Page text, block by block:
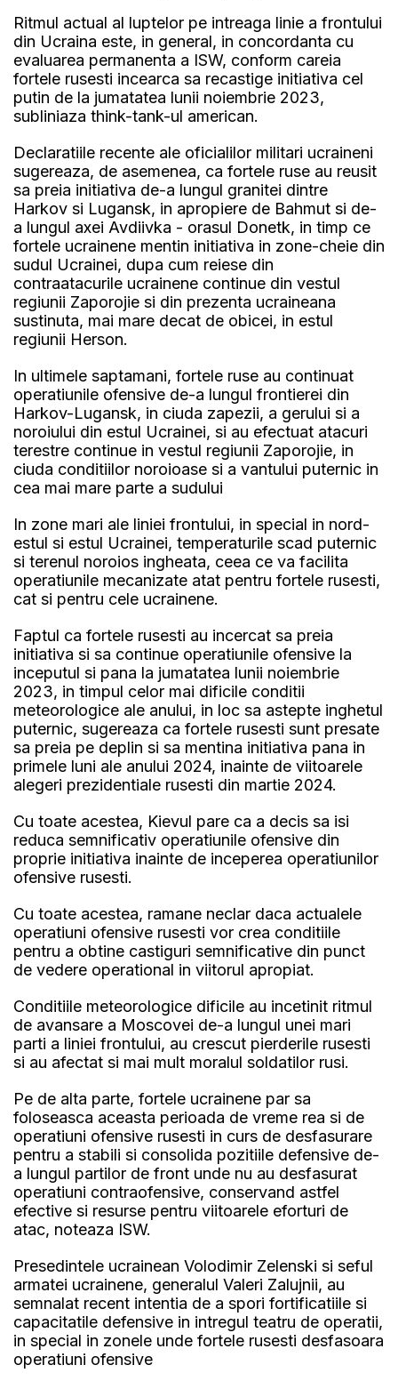
Ritmul actual al luptelor pe intreaga linie a frontului
din Ucraina este, in general, in concordanta cu
evaluarea permanenta a ISW, conform careia
fortele rusesti incearca sa recastige initiativa cel
putin de la jumatatea lunii noiembrie 2023,
subliniaza think-tank-ul american.
Declaratiile recente ale oficialilor militari ucraineni
sugereaza, de asemenea, ca fortele ruse au reusit
sa preia initiativa de-a lungul granitei dintre
Harkov si Lugansk, in apropiere de Bahmut si de-
a lungul axei Avdiivka - orasul Donetk, in timp ce
fortele ucrainene mentin initiativa in zone-cheie din
sudul Ucrainei, dupa cum reiese din
contraatacurile ucrainene continue din vestul
regiunii Zaporojie si din prezenta ucraineana
sustinuta, mai mare decat de obicei, in estul
regiunii Herson.
In ultimele saptamani, fortele ruse au continuat
operatiunile ofensive de-a lungul frontierei din
Harkov-Lugansk, in ciuda zapezii, a gerului si a
noroiului din estul Ucrainei, si au efectuat atacuri
terestre continue in vestul regiunii Zaporojie, in
ciuda conditiilor noroioase si a vantului puternic in
cea mai mare parte a sudului
In zone mari ale liniei frontului, in special in nord-
estul si estul Ucrainei, temperaturile scad puternic
si terenul noroios ingheata, ceea ce va facilita
operatiunile mecanizate atat pentru fortele rusesti,
cat si pentru cele ucrainene.
Faptul ca fortele rusesti au incercat sa preia
initiativa si sa continue operatiunile ofensive la
inceputul si pana la jumatatea lunii noiembrie
2023, in timpul celor mai dificile conditii
meteorologice ale anului, in loc sa astepte inghetul
puternic, sugereaza ca fortele rusesti sunt presate
sa preia pe deplin si sa mentina initiativa pana in
primele luni ale anului 2024, inainte de viitoarele
alegeri prezidentiale rusesti din martie 2024.
Cu toate acestea, Kievul pare ca a decis sa isi
reduca semnificativ operatiunile ofensive din
proprie initiativa inainte de inceperea operatiunilor
ofensive rusesti.
Cu toate acestea, ramane neclar daca actualele
operatiuni ofensive rusesti vor crea conditiile
pentru a obtine castiguri semnificative din punct
de vedere operational in viitorul apropiat.
Conditiile meteorologice dificile au incetinit ritmul
de avansare a Moscovei de-a lungul unei mari
parti a liniei frontului, au crescut pierderile rusesti
si au afectat si mai mult moralul soldatilor rusi.
Pe de alta parte, fortele ucrainene par sa
foloseasca aceasta perioada de vreme rea si de
operatiuni ofensive rusesti in curs de desfasurare
pentru a stabili si consolida pozitiile defensive de-
a lungul partilor de front unde nu au desfasurat
operatiuni contraofensive, conservand astfel
efective si resurse pentru viitoarele eforturi de
atac, noteaza ISW.
Presedintele ucrainean Volodimir Zelenski si seful
armatei ucrainene, generalul Valeri Zalujnii, au
semnalat recent intentia de a spori fortificatiile si
capacitatile defensive in intregul teatru de operatii,
in special in zonele unde fortele rusesti desfasoara
operatiuni ofensive